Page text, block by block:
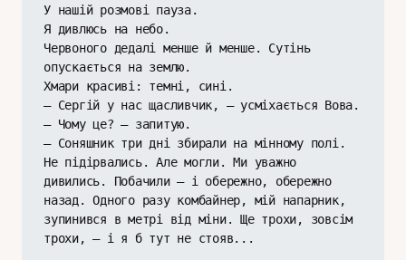
У нашій розмові пауза.
Я дивлюсь на небо.
Червоного дедалі менше й менше. Сутінь
опускається на землю.
Хмари красиві: темні, сині.
– Сергій у нас щасливчик, – усміхається Вова.
– Чому це? – запитую.
– Соняшник три дні збирали на мінному полі.
Не підірвались. Але могли. Ми уважно
дивились. Побачили – і обережно, обережно
назад. Одного разу комбайнер, мій напарник,
зупинився в метрі від міни. Ще трохи, зовсім
трохи, – і я б тут не стояв...